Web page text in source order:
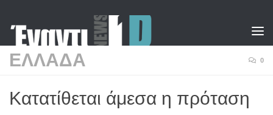
ΕΛΛΑΔΑ 0
Κατατίθεται άμεσα η πρόταση